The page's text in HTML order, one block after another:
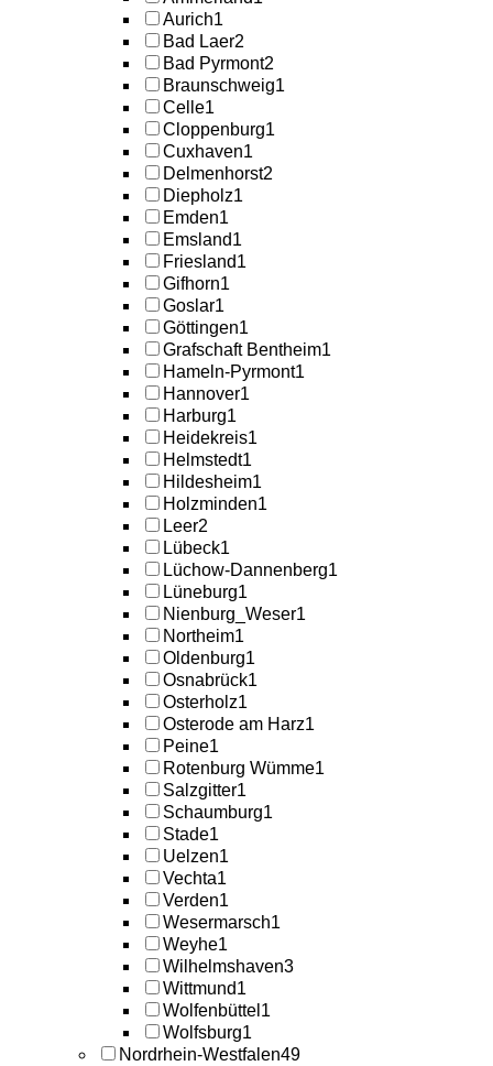
Aurich1
Bad Laer2
Bad Pyrmont2
Braunschweig1
Celle1
Cloppenburg1
Cuxhaven1
Delmenhorst2
Diepholz1
Emden1
Emsland1
Friesland1
Gifhorn1
Goslar1
Göttingen1
Grafschaft Bentheim1
Hameln-Pyrmont1
Hannover1
Harburg1
Heidekreis1
Helmstedt1
Hildesheim1
Holzminden1
Leer2
Lübeck1
Lüchow-Dannenberg1
Lüneburg1
Nienburg_Weser1
Northeim1
Oldenburg1
Osnabrück1
Osterholz1
Osterode am Harz1
Peine1
Rotenburg Wümme1
Salzgitter1
Schaumburg1
Stade1
Uelzen1
Vechta1
Verden1
Wesermarsch1
Weyhe1
Wilhelmshaven3
Wittmund1
Wolfenbüttel 1
Wolfsburg1
Nordrhein-Westfalen49